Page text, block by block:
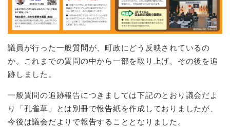
議員が行った一般質問が、町政にどう反映されているの
か。これまでの質問の中から一部を取り上げ、その後を追
跡しました。
一般質問の追跡報告につきましては下記のとおり議会だよ
り「孔雀草」とは別冊で報告紙を作成しておりましたが、
今後は議会だよりで報告することとなりました。